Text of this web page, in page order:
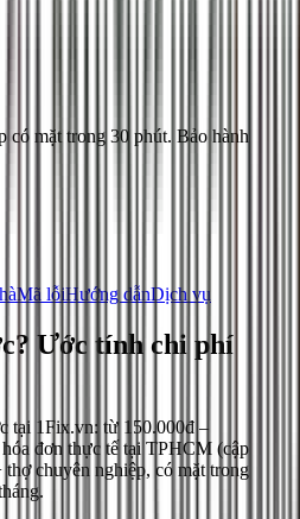
mặt trong 30 phút. Bảo hành
Mã lỗiHướng dẫnDịch vụ
Ước tính chi phí
tại 1Fix.vn: từ 150.000đ –
hóa đơn thực tế tại TPHCM (cập
chuyên nghiệp, có mặt trong